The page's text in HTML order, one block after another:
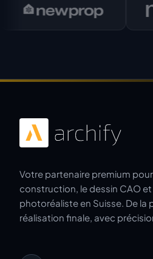
Votre partenaire premium
construction, le dessin CAO
photoréaliste en Suisse. De la
réalisation finale, avec